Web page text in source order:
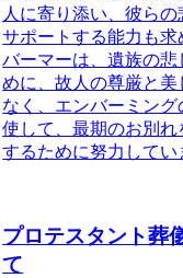
人に寄り添い、彼らの
サポートする能力も
バーマーは、遺族の悲
めに、故人の尊厳と
なく、エンバーミン
使して、最期のお別
するために努力してい
プロテスタント葬
て